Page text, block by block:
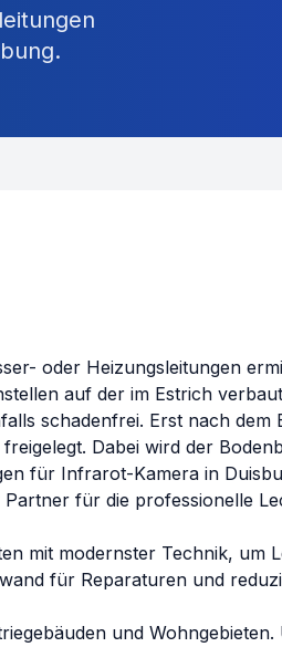
oder Heizungsleitungen
auf der im Estrich
schadenfrei. Erst nach dem
Dabei wird der
für Infrarot-Kamera in
für die professionelle
mit modernster Technik, um
für Reparaturen und
und